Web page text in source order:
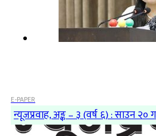
E-PAPER
न्यूजप्रवाह, अङ्क – ३ (वर्ष ६) : साउन २०